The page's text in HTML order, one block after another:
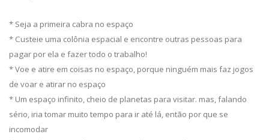
* Seja a primeira cabra no espaço
* Custeie uma colônia espacial e encontre outras pessoas para
pagar por ela e fazer todo o trabalho!
* Voe e atire em coisas no espaço, porque ninguém mais faz jogos
de voar e atirar no espaço
* Um espaço infinito, cheio de planetas para visitar. mas, falando
sério, iria tomar muito tempo para ir até lá, então por que se
incomodar